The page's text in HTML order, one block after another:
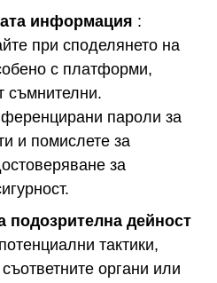
информация :
при споделянето на
с платформи,
съмнителни.
пароли за
и помислете за
за
подозрителна дейност
тактики,
органи или